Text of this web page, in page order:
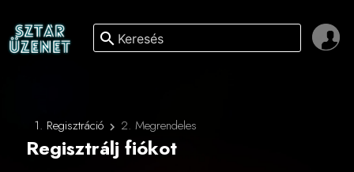
search
1. Regisztráció 2. Megrendeles
Regisztrálj fiókot